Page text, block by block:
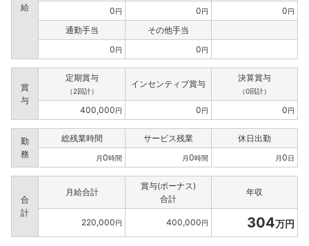
給
0円 0円 0円
通勤手当
その他手当
0円 0円
賞
与
定期賞与
（2回計）
インセンティブ賞与
決算賞与
（0回計）
400,000円 0円 0円
勤
務
総残業時間 サービス残業 休日出勤
月0時間 月0時間 月0日
合
計
月給合計
賞与(ボーナス)
合計
年収
220,000円 400,000円 304万円